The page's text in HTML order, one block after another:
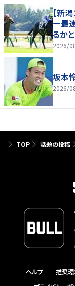
【新
ー最
るか
2026/
坂本
2026/
TOP 話題の投稿
ヘルプ 推奨